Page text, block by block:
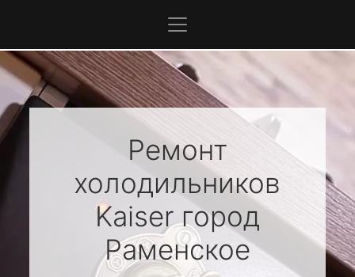
Ремонт
холодильников
Kaiserгород
Раменское